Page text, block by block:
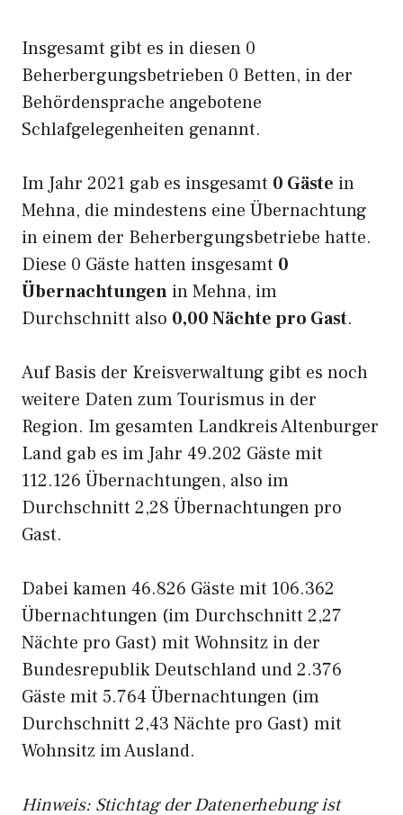
Insgesamt gibt es in diesen 0
Beherbergungsbetrieben 0 Betten, in der
Behördensprache angebotene
Schlafgelegenheiten genannt.
Im Jahr 2021 gab es insgesamt 0 Gäste in
Mehna, die mindestens eine Übernachtung
in einem der Beherbergungsbetriebe hatte.
Diese 0 Gäste hatten insgesamt 0
Übernachtungen in Mehna, im
Durchschnitt also 0,00 Nächte pro Gast.
Auf Basis der Kreisverwaltung gibt es noch
weitere Daten zum Tourismus in der
Region. Im gesamten Landkreis Altenburger
Land gab es im Jahr 49.202 Gäste mit
112.126 Übernachtungen, also im
Durchschnitt 2,28 Übernachtungen pro
Gast.
Dabei kamen 46.826 Gäste mit 106.362
Übernachtungen (im Durchschnitt 2,27
Nächte pro Gast) mit Wohnsitz in der
Bundesrepublik Deutschland und 2.376
Gäste mit 5.764 Übernachtungen (im
Durchschnitt 2,43 Nächte pro Gast) mit
Wohnsitz im Ausland.
Hinweis: Stichtag der Datenerhebung ist